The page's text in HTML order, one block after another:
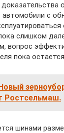
автомобили с
слишком
вопрос
пока
Ростсельмаш.
шинами